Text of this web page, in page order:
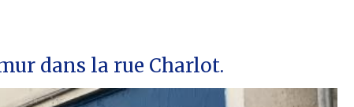
dans la rue Charlot.